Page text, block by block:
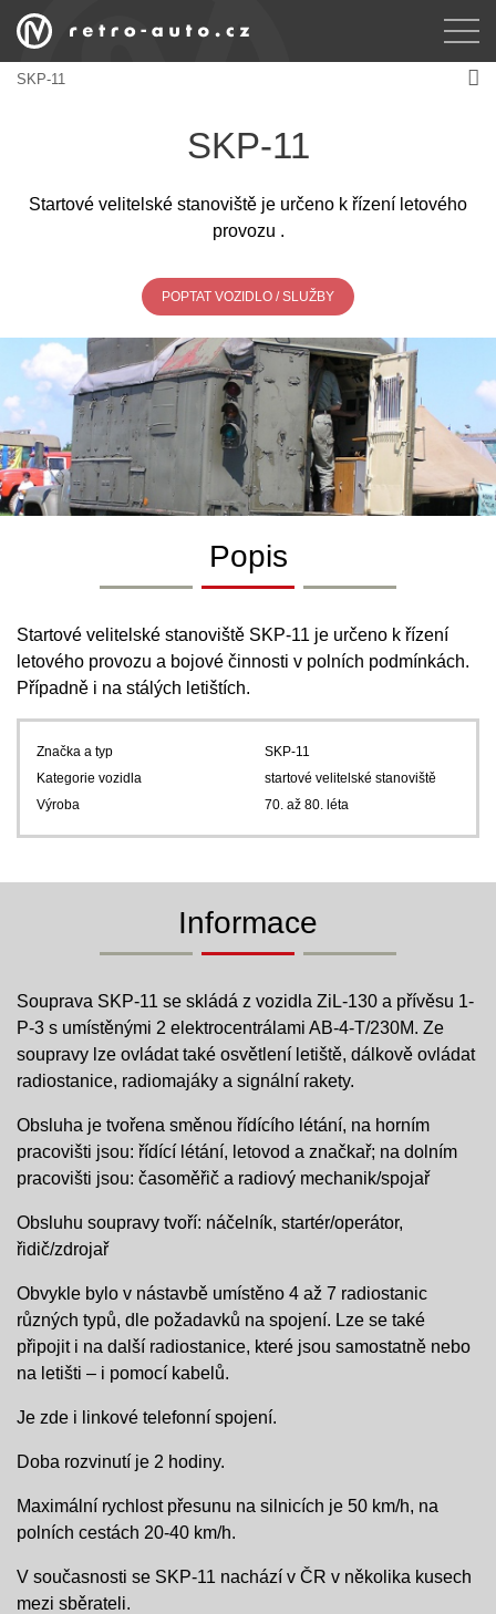
SKP-11
SKP-11
Startové velitelské stanoviště je určeno k řízení letového
provozu .
POPTAT VOZIDLO / SLUŽBY
Popis
Značka a typ
SKP-11
Kategorie vozidla
startové velitelské stanoviště
Výroba
70. až 80. léta
Startové velitelské stanoviště SKP-11 je určeno k řízení
letového provozu a bojové činnosti v polních podmínkách.
Případně i na stálých letištích.
Informace
Souprava SKP-11 se skládá z vozidla ZiL-130 a přívěsu 1-
P-3 s umístěnými 2 elektrocentrálami AB-4-T/230M. Ze
soupravy lze ovládat také osvětlení letiště, dálkově ovládat
radiostanice, radiomajáky a signální rakety.
Obsluha je tvořena směnou řídícího létání, na horním
pracovišti jsou: řídící létání, letovod a značkař; na dolním
pracovišti jsou: časoměřič a radiový mechanik/spojař
Obsluhu soupravy tvoří: náčelník, startér/operátor,
řidič/zdrojař
Obvykle bylo v nástavbě umístěno 4 až 7 radiostanic
různých typů, dle požadavků na spojení. Lze se také
připojit i na další radiostanice, které jsou samostatně nebo
na letišti – i pomocí kabelů.
Je zde i linkové telefonní spojení.
Doba rozvinutí je 2 hodiny.
Maximální rychlost přesunu na silnicích je 50 km/h, na
polních cestách 20-40 km/h.
V současnosti se SKP-11 nachází v ČR v několika kusech
mezi sběrateli.